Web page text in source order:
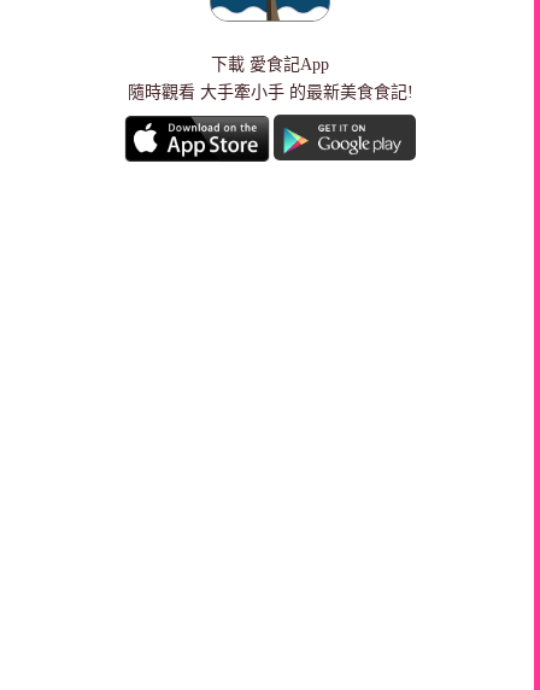
下載 愛食記App
隨時觀看 大手牽小手 的最新美食食記!